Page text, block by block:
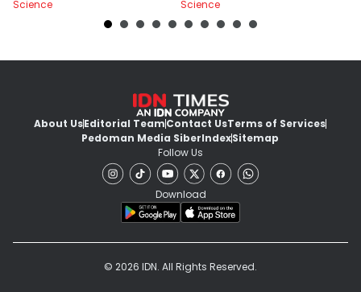
Science
Science
About UsEditorial TeamContact UsTerms of Services
Pedoman Media SiberIndexSitemap
Follow Us
Download
© 2026 IDN. All Rights Reserved.